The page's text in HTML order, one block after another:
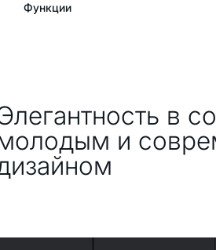
Функции
в
и